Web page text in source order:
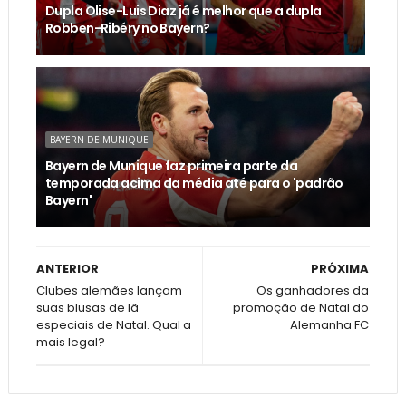
Dupla Olise-Luis Diaz já é melhor que a dupla
Robben-Ribéry no Bayern?
BAYERN DE MUNIQUE
Bayern de Munique faz primeira parte da
temporada acima da média até para o 'padrão
Bayern'
PRÓXIMA
Os ganhadores da
promoção de Natal do
Alemanha FC
ANTERIOR
Clubes alemães lançam
suas blusas de lã
especiais de Natal. Qual a
mais legal?